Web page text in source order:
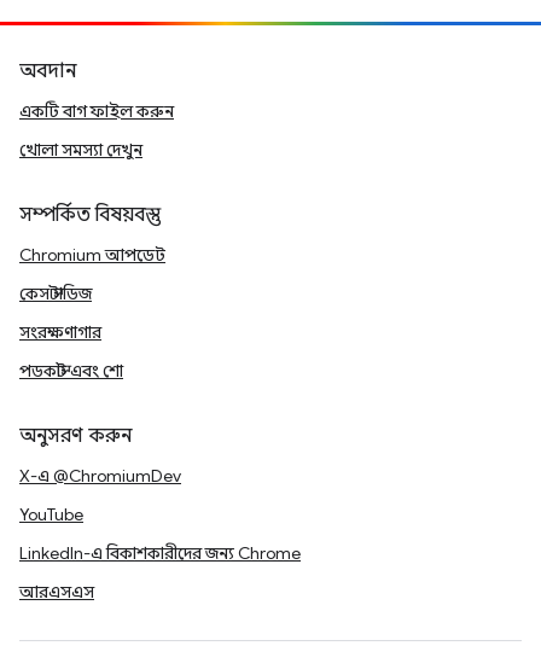
অবদান
একটি বাগ ফাইল করুন
খোলা সমস্যা দেখুন
সম্পর্কিত বিষয়বস্তু
Chromium আপডেট
কেস স্টাডিজ
সংরক্ষণাগার
পডকাস্ট এবং শো
অনুসরণ করুন
X-এ @ChromiumDev
YouTube
LinkedIn-এ বিকাশকারীদের জন্য Chrome
আরএসএস